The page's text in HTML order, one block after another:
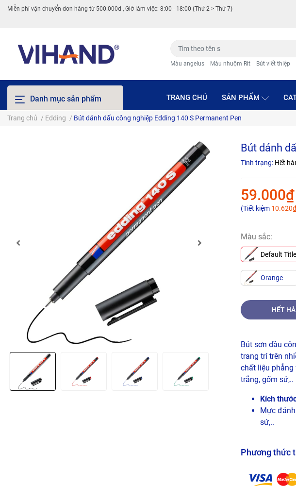
Miễn phí vận chuyển đơn hàng từ 500.000đ , Giờ làm việc: 8:00 - 18:00 (Thứ 2 > Thứ 7)
Màu angelus Màu nhuộm Rit Bút viết thiệp
Danh mục sản phẩm TRANG CHỦ SẢN PHẨM
Trang chủ / Edding / Bút dánh dấu công nghiệp Edding 140 S Permanent Pen
Bút dánh
Tình trạng: Hết
59.000₫
(Tiết kiệm 10.620₫
Màu sắc:
Default Title
Orange
HẾT
Bút sơn dầu
trang trí trên
chất liệu phẳng
trắng, gốm sứ,..
Kích
Mực
sứ,..
Phương thức